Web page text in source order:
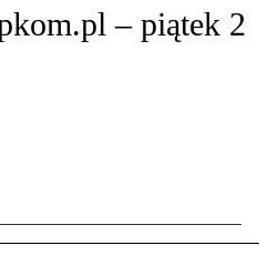
– piątek 2